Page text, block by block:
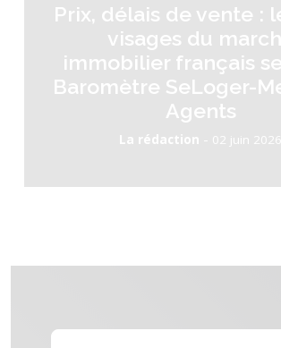
Prix, délais de vente :
visages du
immobilier français
Baromètre SeLoger-
Agents
La rédaction - 02 juin 2026